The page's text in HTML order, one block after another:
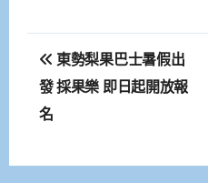
文
章
導
覽
東勢梨果巴士暑假出
發 採果樂 即日起開放報
名